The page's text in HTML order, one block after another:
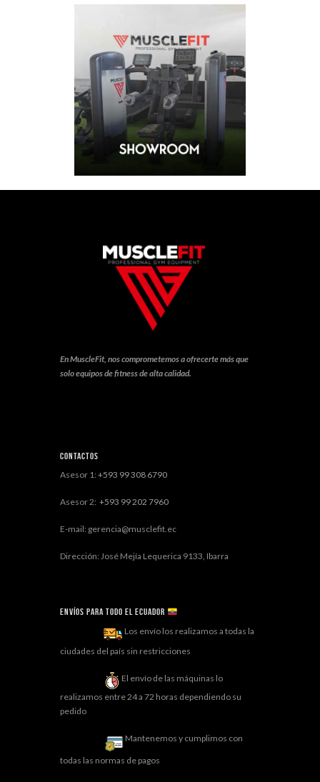
En MuscleFit, nos comprometemos a ofrecerte más que
solo equipos de fitness de alta calidad.
Contactos
Asesor 1: +593 99 308 6790
Asesor 2: +593 99 202 7960
E-mail: gerencia@musclefit.ec
Dirección: José Mejía Lequerica 9133, Ibarra
Envíos para todo el ECUADOR
Los envío los realizamos a todas la
ciudades del país sin restricciones
El envío de las máquinas lo
realizamos entre 24 a 72 horas dependiendo su
pedido
Mantenemos y cumplimos con
todas las normas de pagos